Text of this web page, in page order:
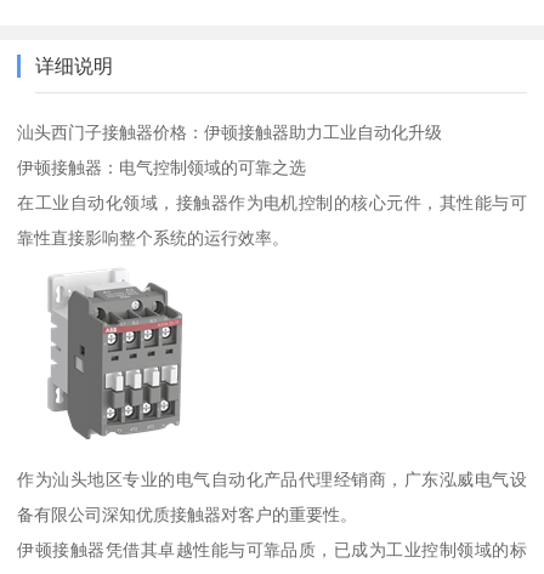
详细说明
汕头西门子接触器价格：伊顿接触器助力工业自动化升级
伊顿接触器：电气控制领域的可靠之选
在工业自动化领域，接触器作为电机控制的核心元件，其性能与可
靠性直接影响整个系统的运行效率。
作为汕头地区专业的电气自动化产品代理经销商，广东泓威电气设
备有限公司深知优质接触器对客户的重要性。
伊顿接触器凭借其卓越性能与可靠品质，已成为工业控制领域的标